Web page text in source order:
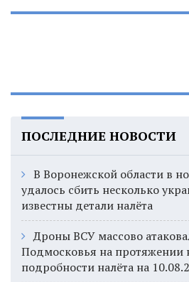
ПОСЛЕДНИЕ НОВОСТИ
В Воронежской области в
удалось сбить несколько
известны детали налёта
Дроны ВСУ массово
Подмосковья на протяжении
подробности налёта на